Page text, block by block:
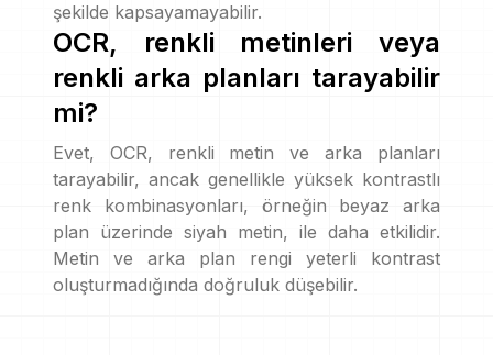
şekilde kapsayamayabilir.
OCR, renkli metinleri veya
renkli arka planları tarayabilir
mi?
Evet, OCR, renkli metin ve arka planları
tarayabilir, ancak genellikle yüksek kontrastlı
renk kombinasyonları, örneğin beyaz arka
plan üzerinde siyah metin, ile daha etkilidir.
Metin ve arka plan rengi yeterli kontrast
oluşturmadığında doğruluk düşebilir.